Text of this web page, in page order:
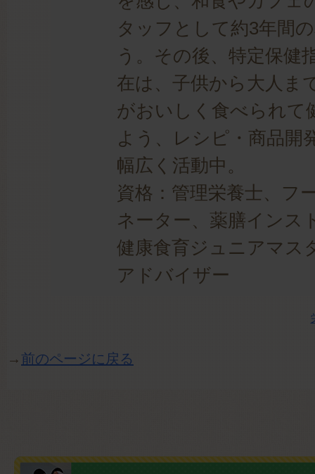
タッフとして約3年間
う。その後、特定保健
在は、子供から大人ま
がおいしく食べられて
よう、レシピ・商品開
幅広く活動中。
資格：管理栄養士、フ
ネーター、薬膳インス
健康食育ジュニアマス
アドバイザー
→前のページに戻る